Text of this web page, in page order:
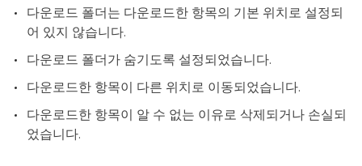
다운로드 폴더는 다운로드한 항목의 기본 위치로 설정되
어 있지 않습니다.
다운로드 폴더가 숨기도록 설정되었습니다.
다운로드한 항목이 다른 위치로 이동되었습니다.
다운로드한 항목이 알 수 없는 이유로 삭제되거나 손실되
었습니다.